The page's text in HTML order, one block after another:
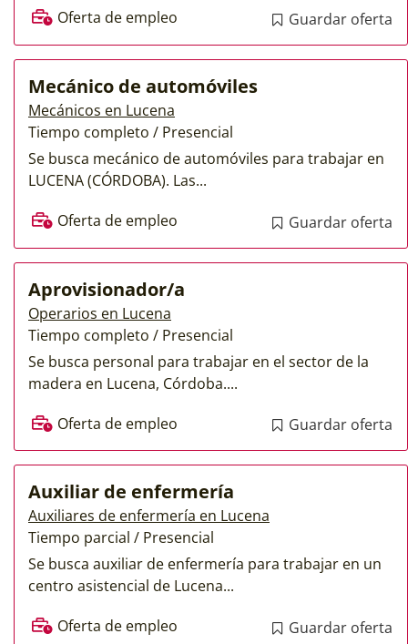
Oferta de empleo
Guardar oferta
Mecánico de automóviles
Mecánicos en Lucena
Tiempo completo / Presencial
Se busca mecánico de automóviles para trabajar en
LUCENA (CÓRDOBA). Las...
Oferta de empleo
Guardar oferta
Aprovisionador/a
Operarios en Lucena
Tiempo completo / Presencial
Se busca personal para trabajar en el sector de la
madera en Lucena, Córdoba....
Oferta de empleo
Guardar oferta
Auxiliar de enfermería
Auxiliares de enfermería en Lucena
Tiempo parcial / Presencial
Se busca auxiliar de enfermería para trabajar en un
centro asistencial de Lucena...
Oferta de empleo
Guardar oferta